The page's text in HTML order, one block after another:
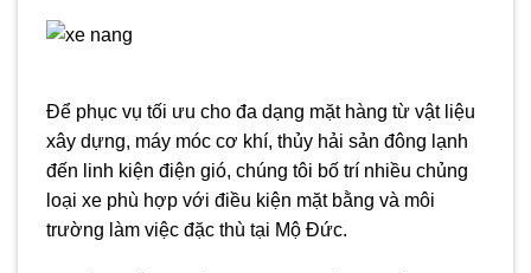
Để phục vụ tối ưu cho đa dạng mặt hàng từ vật liệu
xây dựng, máy móc cơ khí, thủy hải sản đông lạnh
đến linh kiện điện gió, chúng tôi bố trí nhiều chủng
loại xe phù hợp với điều kiện mặt bằng và môi
trường làm việc đặc thù tại Mộ Đức.